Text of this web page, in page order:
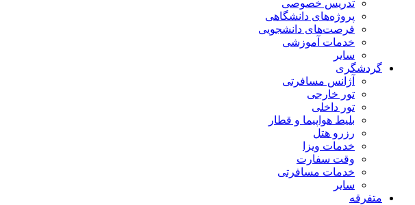
تدریس خصوصی
پروژه‌های دانشگاهی
فرصت‌های دانشجویی
خدمات آموزشی
سایر
گردشگری
آژانس مسافرتی
تور خارجی
تور داخلی
بلیط هواپیما و قطار
رزرو هتل
خدمات ویزا
وقت سفارت
خدمات مسافرتی
سایر
متفرقه